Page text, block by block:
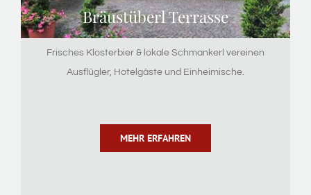
Bräustüberl Terrasse
Frisches Klosterbier & lokale Schmankerl vereinen
Ausflügler, Hotelgäste und Einheimische.
MEHR ERFAHREN